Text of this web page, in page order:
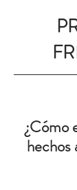
¿Cómo
hechos